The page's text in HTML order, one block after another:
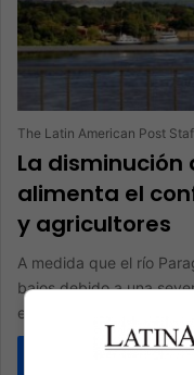
The Latin American Post
La disminución
alimenta el
y agricultores
A medida que el río
bajos debido a una
entre…